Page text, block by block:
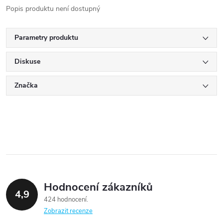
Popis produktu není dostupný
Parametry produktu
Diskuse
Značka
4,9 Hodnocení zákazníků
424 hodnocení
Zobrazit recenze